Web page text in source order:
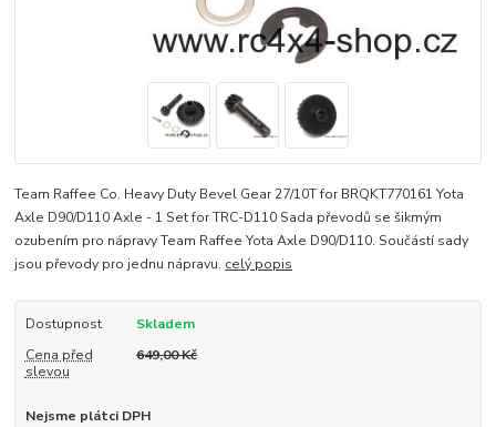
Team Raffee Co. Heavy Duty Bevel Gear 27/10T for BRQKT770161 Yota
Axle D90/D110 Axle - 1 Set for TRC-D110 Sada převodů se šikmým
ozubením pro nápravy Team Raffee Yota Axle D90/D110. Součástí sady
jsou převody pro jednu nápravu. celý popis
Dostupnost
Skladem
Cena před
slevou
649,00 Kč
Nejsme plátci DPH